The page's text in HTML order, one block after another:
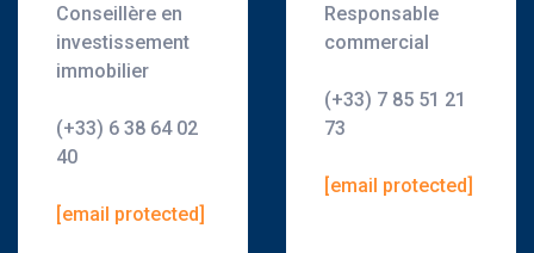
Conseillère en
investissement
immobilier
(+33) 6 38 64 02
40
[email protected]
Responsable
commercial
(+33) 7 85 51 21
73
[email protected]